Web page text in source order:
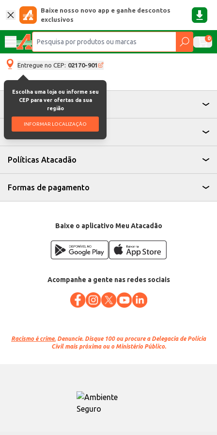
Baixe nosso novo app e ganhe descontos
exclusivos
0
Entregue no CEP: 02170-901
Escolha uma loja ou informe seu
CEP para ver ofertas da sua
região
INFORMAR LOCALIZAÇÃO
Atendimento
Institucional
Políticas Atacadão
Formas de pagamento
Baixe o aplicativo Meu Atacadão
Acompanhe a gente nas redes sociais
Racismo é crime. Denuncie. Disque 100 ou procure a Delegacia de Polícia
Civil mais próxima ou o Ministério Público.